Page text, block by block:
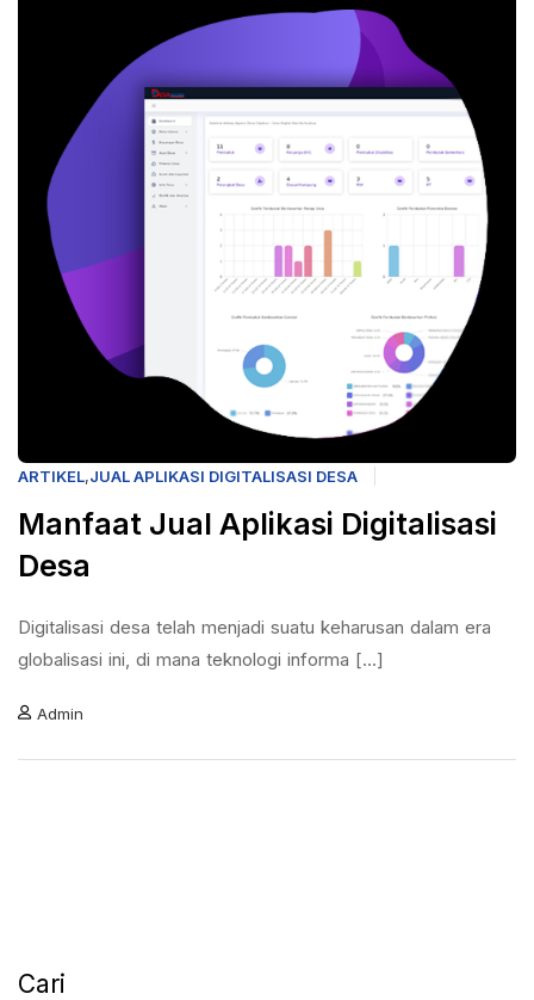
ARTIKEL,JUAL APLIKASI DIGITALISASI DESA
Manfaat Jual Aplikasi Digitalisasi
Desa
Digitalisasi desa telah menjadi suatu keharusan dalam era
globalisasi ini, di mana teknologi informa [...]
Admin
Cari